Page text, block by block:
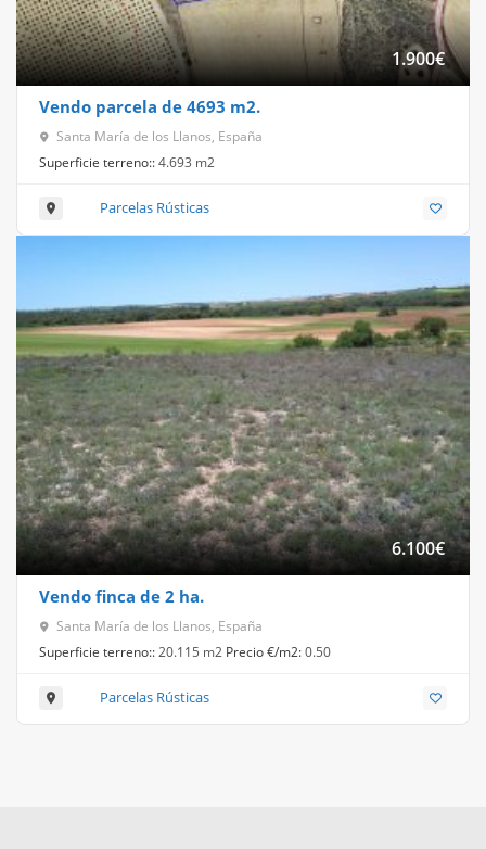
1.900€
Vendo parcela de 4693 m2.
Santa María de los Llanos, España
Superficie terreno::4.693 m2
Parcelas Rústicas
6.100€
Vendo finca de 2 ha.
Santa María de los Llanos, España
Superficie terreno::20.115 m2 Precio €/m2:0.50
Parcelas Rústicas